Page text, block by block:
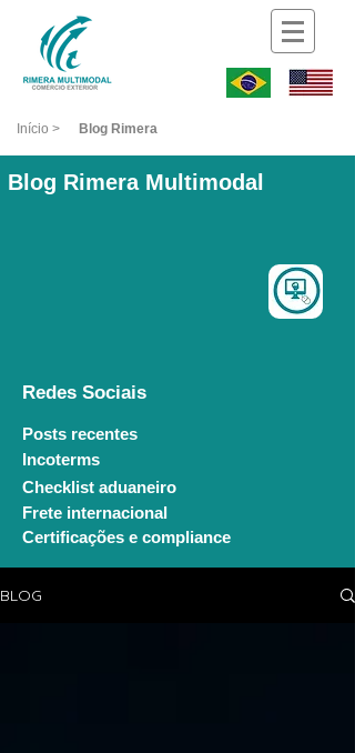
Início > Blog Rimera
Blog Rimera Multimodal
Redes Sociais
Posts recentes
Incoterms
Checklist aduaneiro
Frete internacional
Certificações e compliance
BLOG